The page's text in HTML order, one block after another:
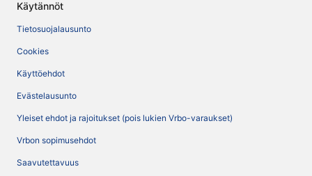
Käytännöt
Tietosuojalausunto
Cookies
Käyttöehdot
Evästelausunto
Yleiset ehdot ja rajoitukset (pois lukien Vrbo-varaukset)
Vrbon sopimusehdot
Saavutettavuus